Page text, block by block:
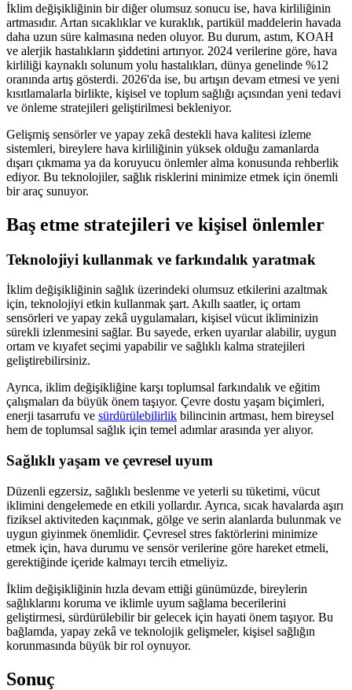
İklim değişikliğinin bir diğer olumsuz sonucu ise, hava kirliliğinin
artmasıdır. Artan sıcaklıklar ve kuraklık, partikül maddelerin havada
daha uzun süre kalmasına neden oluyor. Bu durum, astım, KOAH
ve alerjik hastalıkların şiddetini artırıyor. 2024 verilerine göre, hava
kirliliği kaynaklı solunum yolu hastalıkları, dünya genelinde %12
oranında artış gösterdi. 2026'da ise, bu artışın devam etmesi ve yeni
kısıtlamalarla birlikte, kişisel ve toplum sağlığı açısından yeni tedavi
ve önleme stratejileri geliştirilmesi bekleniyor.
Gelişmiş sensörler ve yapay zekâ destekli hava kalitesi izleme
sistemleri, bireylere hava kirliliğinin yüksek olduğu zamanlarda
dışarı çıkmama ya da koruyucu önlemler alma konusunda rehberlik
ediyor. Bu teknolojiler, sağlık risklerini minimize etmek için önemli
bir araç sunuyor.
Baş etme stratejileri ve kişisel önlemler
Teknolojiyi kullanmak ve farkındalık yaratmak
İklim değişikliğinin sağlık üzerindeki olumsuz etkilerini azaltmak
için, teknolojiyi etkin kullanmak şart. Akıllı saatler, iç ortam
sensörleri ve yapay zekâ uygulamaları, kişisel vücut ikliminizin
sürekli izlenmesini sağlar. Bu sayede, erken uyarılar alabilir, uygun
ortam ve kıyafet seçimi yapabilir ve sağlıklı kalma stratejileri
geliştirebilirsiniz.
Ayrıca, iklim değişikliğine karşı toplumsal farkındalık ve eğitim
çalışmaları da büyük önem taşıyor. Çevre dostu yaşam biçimleri,
enerji tasarrufu ve sürdürülebilirlik bilincinin artması, hem bireysel
hem de toplumsal sağlık için temel adımlar arasında yer alıyor.
Sağlıklı yaşam ve çevresel uyum
Düzenli egzersiz, sağlıklı beslenme ve yeterli su tüketimi, vücut
iklimini dengelemede en etkili yollardır. Ayrıca, sıcak havalarda aşırı
fiziksel aktiviteden kaçınmak, gölge ve serin alanlarda bulunmak ve
uygun giyinmek önemlidir. Çevresel stres faktörlerini minimize
etmek için, hava durumu ve sensör verilerine göre hareket etmeli,
gerektiğinde içeride kalmayı tercih etmeliyiz.
İklim değişikliğinin hızla devam ettiği günümüzde, bireylerin
sağlıklarını koruma ve iklimle uyum sağlama becerilerini
geliştirmesi, sürdürülebilir bir gelecek için hayati önem taşıyor. Bu
bağlamda, yapay zekâ ve teknolojik gelişmeler, kişisel sağlığın
korunmasında büyük bir rol oynuyor.
Sonuç